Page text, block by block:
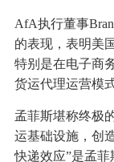
AfA执行董事
的表现，表明美
特别是在电子商
货运代理运营模
孟菲斯堪称终极
运基础设施，创
快递效应”是孟